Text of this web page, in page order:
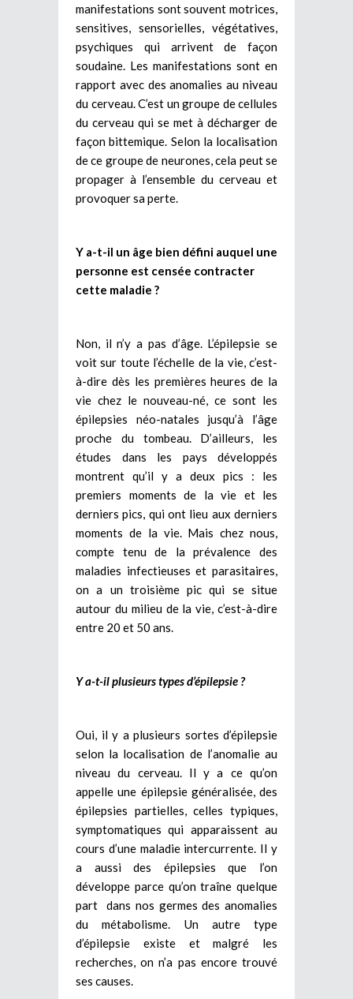
manifestations sont souvent motrices,
sensitives, sensorielles, végétatives,
psychiques qui arrivent de façon
soudaine. Les manifestations sont en
rapport avec des anomalies au niveau
du cerveau. C’est un groupe de cellules
du cerveau qui se met à décharger de
façon bittemique. Selon la localisation
de ce groupe de neurones, cela peut se
propager à l’ensemble du cerveau et
provoquer sa perte.
Y a-t-il un âge bien défini auquel une
personne est censée contracter
cette maladie ?
Non, il n’y a pas d’âge. L’épilepsie se
voit sur toute l’échelle de la vie, c’est-
à-dire dès les premières heures de la
vie chez le nouveau-né, ce sont les
épilepsies néo-natales jusqu’à l’âge
proche du tombeau. D’ailleurs, les
études dans les pays développés
montrent qu’il y a deux pics : les
premiers moments de la vie et les
derniers pics, qui ont lieu aux derniers
moments de la vie. Mais chez nous,
compte tenu de la prévalence des
maladies infectieuses et parasitaires,
on a un troisième pic qui se situe
autour du milieu de la vie, c’est-à-dire
entre 20 et 50 ans.
Y a-t-il plusieurs types d’épilepsie ?
Oui, il y a plusieurs sortes d’épilepsie
selon la localisation de l’anomalie au
niveau du cerveau. Il y a ce qu’on
appelle une épilepsie généralisée, des
épilepsies partielles, celles typiques,
symptomatiques qui apparaissent au
cours d’une maladie intercurrente. Il y
a aussi des épilepsies que l’on
développe parce qu’on traîne quelque
part dans nos germes des anomalies
du métabolisme. Un autre type
d’épilepsie existe et malgré les
recherches, on n’a pas encore trouvé
ses causes.